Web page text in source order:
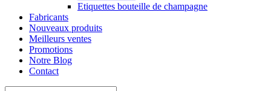
Etiquettes bouteille de champagne
Fabricants
Nouveaux produits
Meilleurs ventes
Promotions
Notre Blog
Contact